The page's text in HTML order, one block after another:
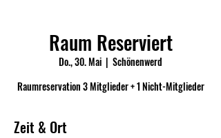
Raum Reserviert
Do., 30. Mai
  |
Schönenwerd
Raumreservation 3 Mitglieder + 1 Nicht-Mitglieder
Zeit & Ort